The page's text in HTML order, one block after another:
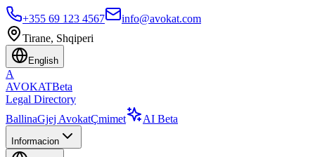
+355 69 123 4567
info@avokat.com
Tirane, Shqiperi
English
A
AVOKATBeta
Legal Directory
BallinaGjej AvokatÇmimet AI Beta
Informacion